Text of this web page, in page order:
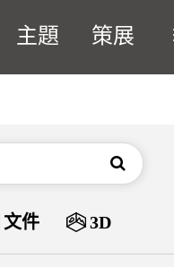
主題 策展
搜尋
文件 3D